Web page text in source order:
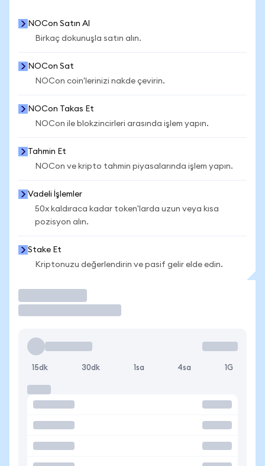
NOCon Satın Al
Birkaç dokunuşla satın alın.
NOCon Sat
NOCon coin'lerinizi nakde çevirin.
NOCon Takas Et
NOCon ile blokzincirleri arasında işlem yapın.
Tahmin Et
NOCon ve kripto tahmin piyasalarında işlem yapın.
Vadeli İşlemler
50x kaldıraca kadar token'larda uzun veya kısa
pozisyon alın.
Stake Et
Kriptonuzu değerlendirin ve pasif gelir elde edin.
15dk 30dk 1sa 4sa 1G